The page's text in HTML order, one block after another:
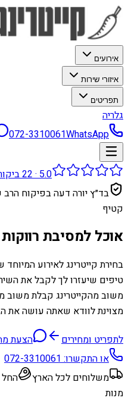
אירועים
איזורי שירות
תפריטים
גלריה
072-3310061WhatsApp
5.0
·
22
בד״ץ יורה דעה בפיקוח
קטיף
אוכל למסיבת רווקות
בחירת קייטרינג לאירוע
טיפים שיעזרו לך לקבל את
משוב מהקייטרינג קבלת משוב
מצוינת לוודא שאתה עושה את
לתפריט ומחירים
הצעת
או התקשרו:072-3310061
משלוחים לכל הארץ
החל מ-50
מנות